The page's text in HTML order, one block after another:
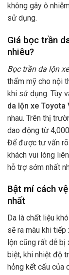
không gây ô
sử dụng.
Giá bọc trần
nhiêu?
Bọc trần da lộn
thẩm mỹ cho nội
khi sử dụng. Tùy
da lộn xe Toyota
nhau. Trên thị
dao động từ
Để được tư vấn
khách vui lòng
hỗ trợ sớm nhất
Bật mí cách
nhất
Da là chất liệu
sẽ ra màu khi
lộn cũng rất dễ bị
biệt, khi nhiệt độ
hỏng kết cấu của